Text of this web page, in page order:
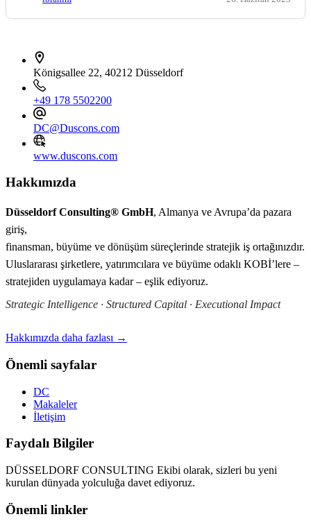
Königsallee 22, 40212 Düsseldorf
+49 178 5502200
DC@Duscons.com
www.duscons.com
Hakkımızda
Düsseldorf Consulting® GmbH, Almanya ve Avrupa’da pazara
giriş,
finansman, büyüme ve dönüşüm süreçlerinde stratejik iş ortağınızdır.
Uluslararası şirketlere, yatırımcılara ve büyüme odaklı KOBİ’lere –
stratejiden uygulamaya kadar – eşlik ediyoruz.
Strategic Intelligence · Structured Capital · Executional Impact
Hakkımızda daha fazlası →
Önemli sayfalar
DC
Makaleler
İletişim
Faydalı Bilgiler
DÜSSELDORF CONSULTING Ekibi olarak, sizleri bu yeni
kurulan dünyada yolculuğa davet ediyoruz.
Önemli linkler